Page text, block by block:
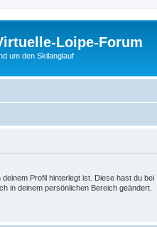
Loipe-Forum
um den Skilanglauf
Profil hinterlegt ist. Diese hast du bei
in deinem persönlichen Bereich geändert.